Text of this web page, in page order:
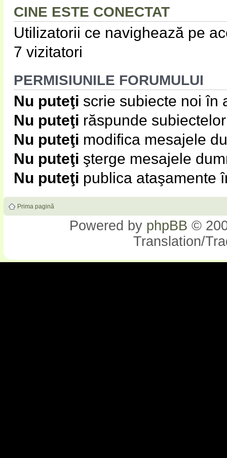
CINE ESTE CONECTAT
Utilizatorii ce navighează pe
7 vizitatori
PERMISIUNILE FORUMULUI
Nu puteţi scrie subiecte noi în
Nu puteţi răspunde
Nu puteţi modifica mesajele
Nu puteţi şterge mesajele
Nu puteţi publica ataşamente
Prima pagină
Powered by phpBB ©
Translation/